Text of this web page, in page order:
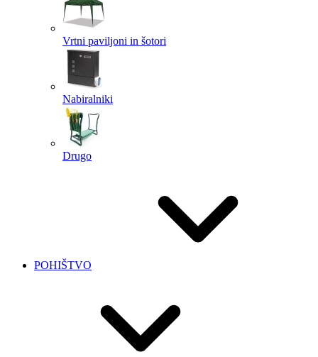
Vrtni paviljoni in šotori
Nabiralniki
Drugo
POHIŠTVO